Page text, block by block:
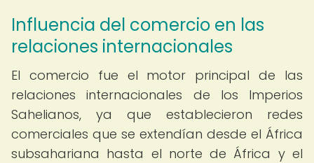
Influencia del comercio en las
relaciones internacionales
El comercio fue el motor principal de las
relaciones internacionales de los Imperios
Sahelianos, ya que establecieron redes
comerciales que se extendían desde el África
subsahariana hasta el norte de África y el